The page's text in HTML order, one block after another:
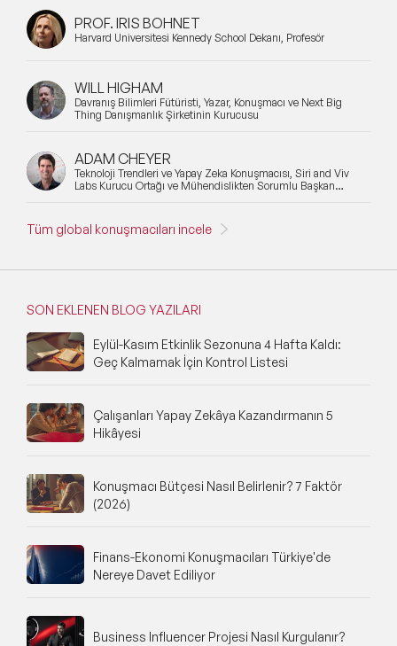
PROF. IRIS BOHNET
Harvard Üniversitesi Kennedy School Dekanı, Profesör
WILL HIGHAM
Davranış Bilimleri Fütüristi, Yazar, Konuşmacı ve Next Big
Thing Danışmanlık Şirketinin Kurucusu
ADAM CHEYER
Teknoloji Trendleri ve Yapay Zeka Konuşmacısı, Siri and Viv
Labs Kurucu Ortağı ve Mühendislikten Sorumlu Başkan
Tüm global konuşmacıları incele
SON EKLENEN BLOG YAZILARI
Eylül-Kasım Etkinlik Sezonuna 4 Hafta Kaldı:
Geç Kalmamak İçin Kontrol Listesi
Çalışanları Yapay Zekâya Kazandırmanın 5
Hikâyesi
Konuşmacı Bütçesi Nasıl Belirlenir? 7 Faktör
(2026)
Finans-Ekonomi Konuşmacıları Türkiye'de
Nereye Davet Ediliyor
Business Influencer Projesi Nasıl Kurgulanır?